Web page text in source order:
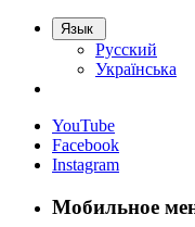
Язык
Русский
Українська
YouTube
Facebook
Instagram
Мобильное